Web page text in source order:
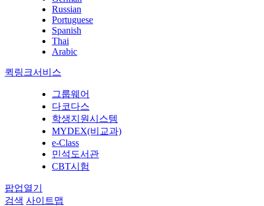
Russian
Portuguese
Spanish
Thai
Arabic
퀵링크서비스
그룹웨어
다코다스
학생지원시스템
MYDEX(비교과)
e-Class
민석도서관
CBT시험
팝업열기
검색 사이트맵